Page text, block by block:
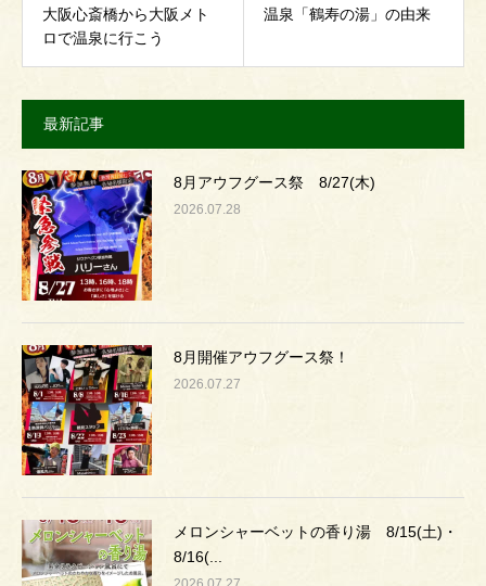
大阪心斎橋から大阪メト
ロで温泉に行こう
温泉「鶴寿の湯」の由来
最新記事
8月アウフグース祭 8/27(木)
2026.07.28
8月開催アウフグース祭！
2026.07.27
メロンシャーベットの香り湯 8/15(土)・
8/16(...